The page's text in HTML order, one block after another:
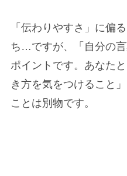
「伝わりやすさ」に偏
ち…ですが、
「自分の
ポイントです。あなた
き方を気をつけること
ことは別物です。